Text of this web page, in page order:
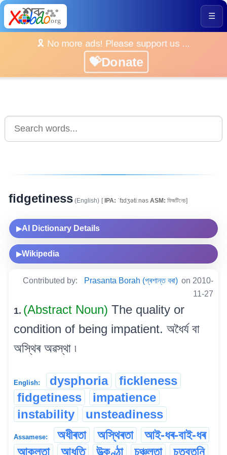
☰
🎗️ No more ads! Please support us ...
💝Donate
fidgetiness (English) [IPA: ˈfɪdʒətiːnəs ASM: ফিজটিনেচ]
▶AI Dictionary Details
▶Wikipedia
Contributed by: Prasanta Borah (প্ৰশান্ত বৰা) on 2010-
11-27
1. (Abstract Noun) The quality or
condition of being impatient. অধৈৰ্য বা
অস্থিৰ অৱস্থা ৷
English: dysphoria
fickleness
fidgetiness
impatience
instability
unsteadiness
Assamese: অধীৰতা অস্থিৰতা
আই-ধৰ-বাই-ধৰ
আকুলতা
আধৃতি উত্‍কণ্ঠা চঞ্চলতা চতবতনি